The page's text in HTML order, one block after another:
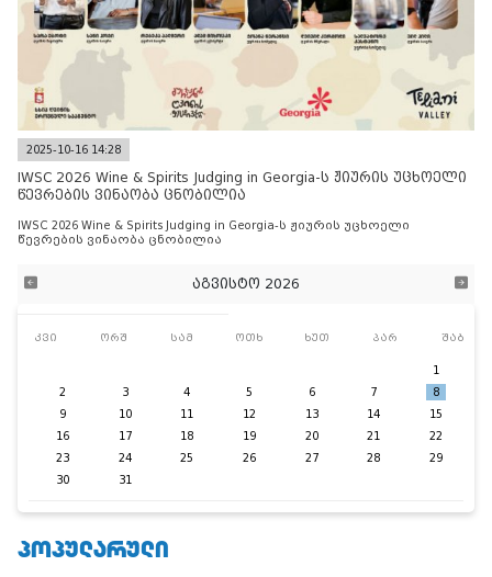
2025-10-16 14:28
IWSC 2026 Wine & Spirits Judging in Georgia-ს ჟიურის უცხოელი
წევრების ვინაობა ცნობილია
IWSC 2026 Wine & Spirits Judging in Georgia-ს ჟიურის უცხოელი
წევრების ვინაობა ცნობილია
აგვისტო 2026
კვი ორშ სამ ოთხ ხუთ პარ შაბ
1
2
3 4 5 6 7
8
9
10 11 12 13 14
15
16
17 18 19 20 21
22
23
24 25 26 27 28
29
30
31
ᲞᲝᲞᲣᲚᲐᲠᲣᲚᲘ